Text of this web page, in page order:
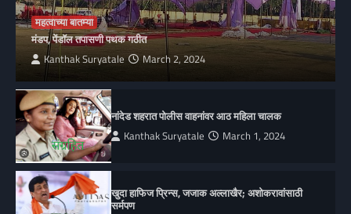
महत्वाच्या बातम्या
मंडप, पेंडॉल तपासणी पथक गठीत
Kanthak Suryatale March 2, 2024
नांदेड शहरात पोलीस वाहनांवर आठ महिला चालक
Kanthak Suryatale March 1, 2024
खुदा हाफिज प्रिन्स, जजाक अल्लाखैर; अशोकरावांसाठी
सर्मपण